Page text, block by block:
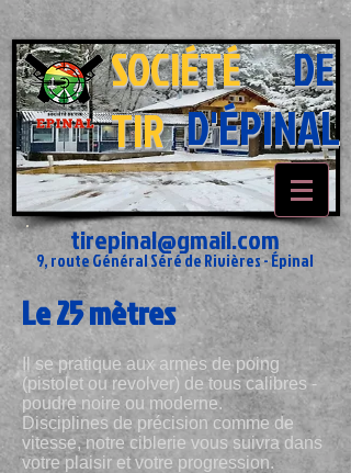
SOCIÉTÉDE
TIR D'ÉPINAL
tirepinal@gmail.com
9, route Général Séré de Rivières - Épinal
Le 25 mètres
Il se pratique aux armes de poing
(pistolet ou revolver) de tous calibres -
poudre noire ou moderne.
Disciplines de précision comme de
vitesse, notre ciblerie vous suivra dans
votre plaisir et votre progression.